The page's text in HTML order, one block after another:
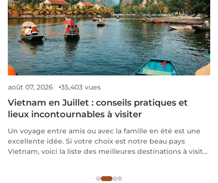
août 07, 2026 35,403 vues
Vietnam en Juillet : conseils pratiques et
lieux incontournables à visiter
Un voyage entre amis ou avec la famille en été est une
excellente idée. Si votre choix est notre beau pays
Vietnam, voici la liste des meilleures destinations à visiter